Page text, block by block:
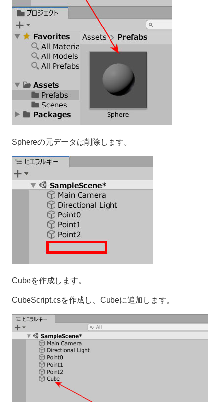
Sphereの元データは削除します。
Cubeを作成します。
CubeScript.csを作成し、Cubeに追加します。